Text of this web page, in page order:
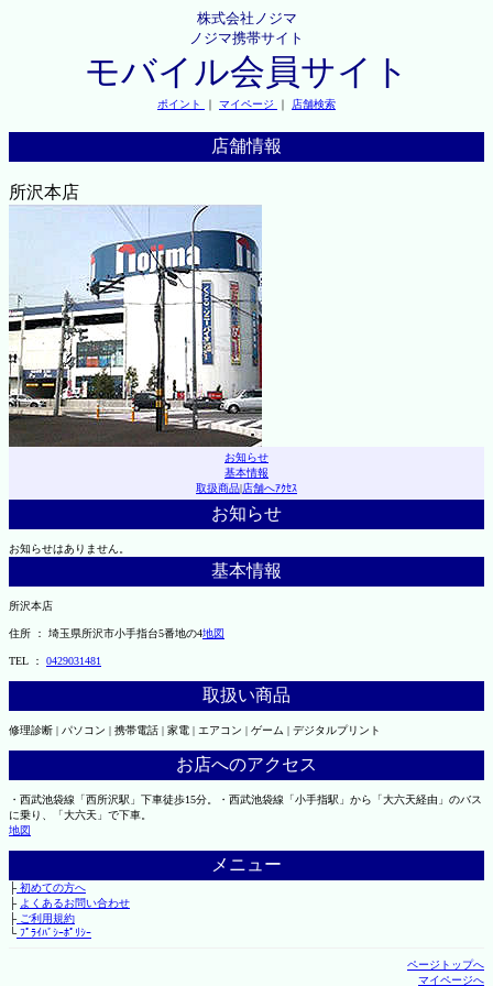
株式会社ノジマ
ノジマ携帯サイト
モバイル会員サイト
ポイント ｜ マイページ ｜ 店舗検索
店舗情報
所沢本店
お知らせ
基本情報
取扱商品|店舗へｱｸｾｽ
お知らせ
お知らせはありません。
基本情報
所沢本店
住所 ： 埼玉県所沢市小手指台5番地の4地図
TEL ： 0429031481
取扱い商品
修理診断 | パソコン | 携帯電話 | 家電 | エアコン | ゲーム | デジタルプリント
お店へのアクセス
・西武池袋線「西所沢駅」下車徒歩15分。・西武池袋線「小手指駅」から「大六天経由」のバス
に乗り、「大六天」で下車。
地図
メニュー
├初めての方へ
├ よくあるお問い合わせ
├ご利用規約
└ﾌﾟﾗｲﾊﾞｼｰﾎﾟﾘｼｰ
ページトップへ
マイページへ